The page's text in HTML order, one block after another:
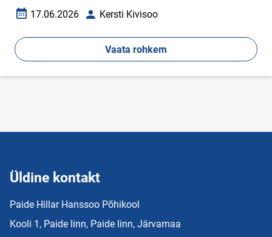
Loomise kuupäev
17.06.2026 AutorKersti Kivisoo
Vaata rohkem
Üldine kontakt
Paide Hillar Hanssoo Põhikool
Kooli 1, Paide linn, Paide linn, Järvamaa